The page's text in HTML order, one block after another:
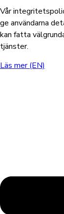
Vår
ge användarna
kan fatta
tjänster.
Läs mer (EN)